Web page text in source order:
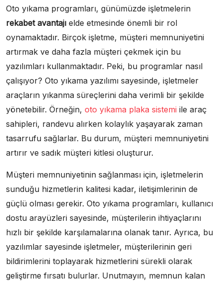
Oto yıkama programları, günümüzde işletmelerin
rekabet avantajı elde etmesinde önemli bir rol
oynamaktadır. Birçok işletme, müşteri memnuniyetini
artırmak ve daha fazla müşteri çekmek için bu
yazılımları kullanmaktadır. Peki, bu programlar nasıl
çalışıyor? Oto yıkama yazılımı sayesinde, işletmeler
araçların yıkanma süreçlerini daha verimli bir şekilde
yönetebilir. Örneğin, oto yıkama plaka sistemi ile araç
sahipleri, randevu alırken kolaylık yaşayarak zaman
tasarrufu sağlarlar. Bu durum, müşteri memnuniyetini
artırır ve sadık müşteri kitlesi oluşturur.
Müşteri memnuniyetinin sağlanması için, işletmelerin
sunduğu hizmetlerin kalitesi kadar, iletişimlerinin de
güçlü olması gerekir. Oto yıkama programları, kullanıcı
dostu arayüzleri sayesinde, müşterilerin ihtiyaçlarını
hızlı bir şekilde karşılamalarına olanak tanır. Ayrıca, bu
yazılımlar sayesinde işletmeler, müşterilerinin geri
bildirimlerini toplayarak hizmetlerini sürekli olarak
geliştirme fırsatı bulurlar. Unutmayın, memnun kalan